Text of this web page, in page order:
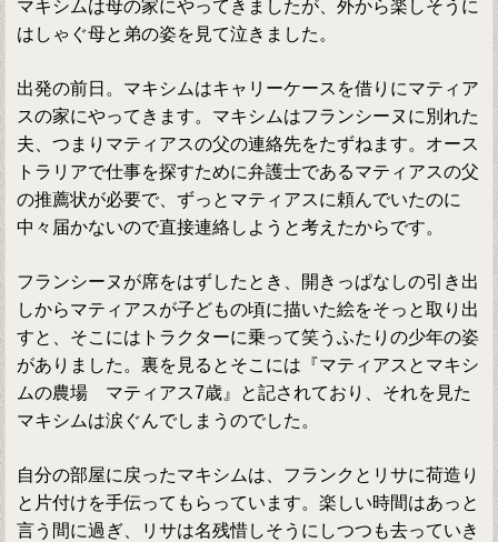
マキシムは母の家にやってきましたが、外から楽しそうに
はしゃぐ母と弟の姿を見て泣きました。
出発の前日。マキシムはキャリーケースを借りにマティア
スの家にやってきます。マキシムはフランシーヌに別れた
夫、つまりマティアスの父の連絡先をたずねます。オース
トラリアで仕事を探すために弁護士であるマティアスの父
の推薦状が必要で、ずっとマティアスに頼んでいたのに
中々届かないので直接連絡しようと考えたからです。
フランシーヌが席をはずしたとき、開きっぱなしの引き出
しからマティアスが子どもの頃に描いた絵をそっと取り出
すと、そこにはトラクターに乗って笑うふたりの少年の姿
がありました。裏を見るとそこには『マティアスとマキシ
ムの農場 マティアス7歳』と記されており、それを見た
マキシムは涙ぐんでしまうのでした。
自分の部屋に戻ったマキシムは、フランクとリサに荷造り
と片付けを手伝ってもらっています。楽しい時間はあっと
言う間に過ぎ、リサは名残惜しそうにしつつも去っていき